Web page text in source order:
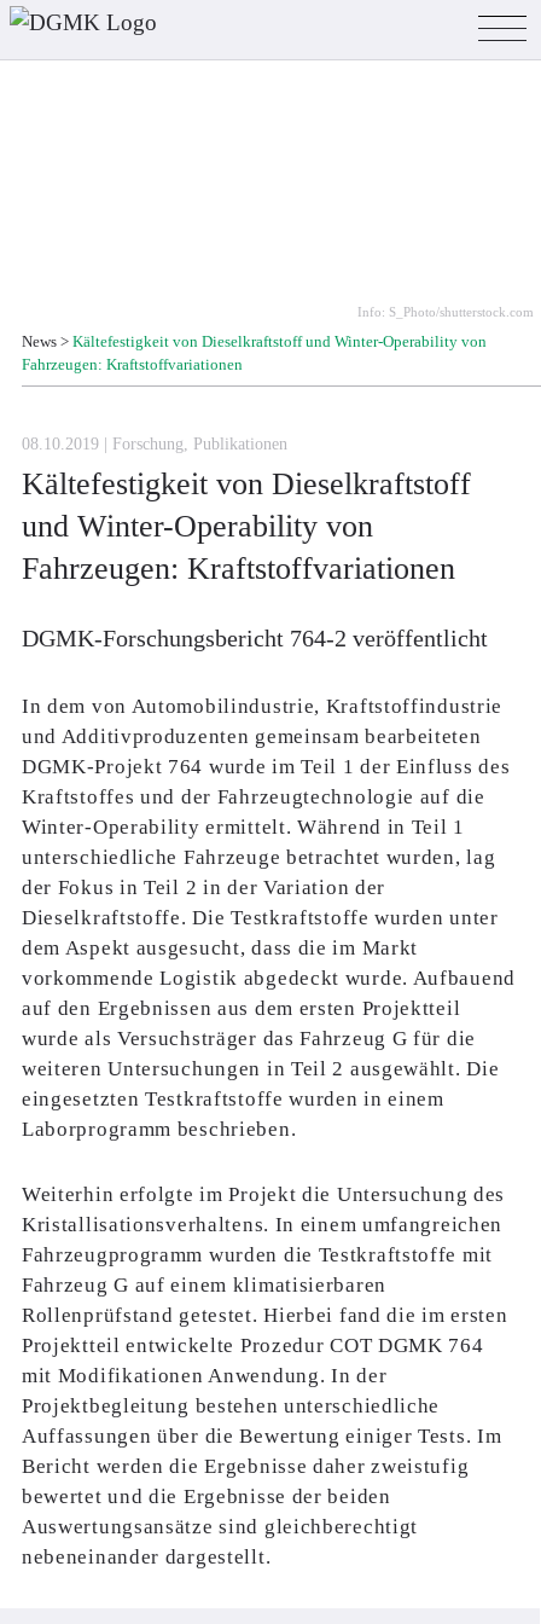
Info: S_Photo/shutterstock.com
News> Kältefestigkeit von Dieselkraftstoff und Winter-Operability von
Fahrzeugen: Kraftstoffvariationen
08.10.2019 | Forschung, Publikationen
Kältefestigkeit von Dieselkraftstoff
und Winter-Operability von
Fahrzeugen: Kraftstoffvariationen
DGMK-Forschungsbericht 764-2 veröffentlicht
In dem von Automobilindustrie, Kraftstoffindustrie
und Additivproduzenten gemeinsam bearbeiteten
DGMK-Projekt 764 wurde im Teil 1 der Einfluss des
Kraftstoffes und der Fahrzeugtechnologie auf die
Winter-Operability ermittelt. Während in Teil 1
unterschiedliche Fahrzeuge betrachtet wurden, lag
der Fokus in Teil 2 in der Variation der
Dieselkraftstoffe. Die Testkraftstoffe wurden unter
dem Aspekt ausgesucht, dass die im Markt
vorkommende Logistik abgedeckt wurde. Aufbauend
auf den Ergebnissen aus dem ersten Projektteil
wurde als Versuchsträger das Fahrzeug G für die
weiteren Untersuchungen in Teil 2 ausgewählt. Die
eingesetzten Testkraftstoffe wurden in einem
Laborprogramm beschrieben.
Weiterhin erfolgte im Projekt die Untersuchung des
Kristallisationsverhaltens. In einem umfangreichen
Fahrzeugprogramm wurden die Testkraftstoffe mit
Fahrzeug G auf einem klimatisierbaren
Rollenprüfstand getestet. Hierbei fand die im ersten
Projektteil entwickelte Prozedur COT DGMK 764
mit Modifikationen Anwendung. In der
Projektbegleitung bestehen unterschiedliche
Auffassungen über die Bewertung einiger Tests. Im
Bericht werden die Ergebnisse daher zweistufig
bewertet und die Ergebnisse der beiden
Auswertungsansätze sind gleichberechtigt
nebeneinander dargestellt.